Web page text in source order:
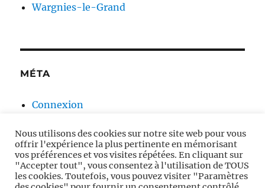
Wargnies-le-Grand
MÉTA
Connexion
Flux des commentaires
Site de WordPress-FR
Nous utilisons des cookies sur notre site web pour vous
offrir l'expérience la plus pertinente en mémorisant
vos préférences et vos visites répétées. En cliquant sur
"Accepter tout", vous consentez à l'utilisation de TOUS
les cookies. Toutefois, vous pouvez visiter "Paramètres